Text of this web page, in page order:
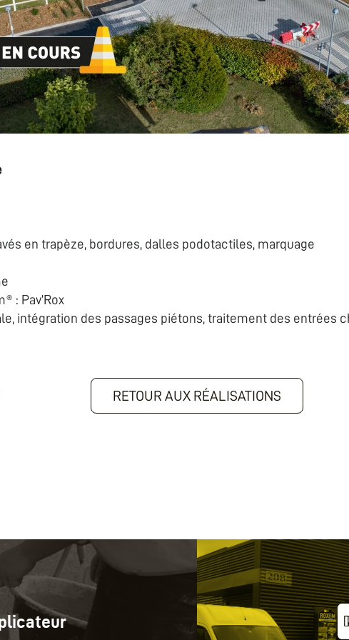
en trapèze, bordures, dalles podotactiles, marquage
: Pav’Rox
intégration des passages piétons, traitement des entrées
RETOUR AUX RÉALISATIONS